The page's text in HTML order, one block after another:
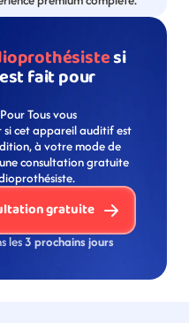
si
fait pour
Tous vous
cet appareil auditif est
à votre mode de
consultation gratuite
gratuite
les 3 prochains jours